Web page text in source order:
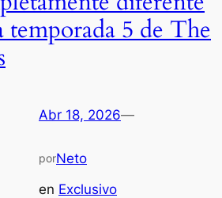
temporada 5 de The
Abr 18, 2026—
porNeto
en Exclusivo